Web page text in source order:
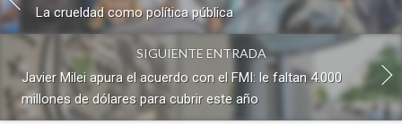
La crueldad como política pública
SIGUIENTE ENTRADA
Javier Milei apura el acuerdo con el FMI: le faltan 4.000
millones de dólares para cubrir este año